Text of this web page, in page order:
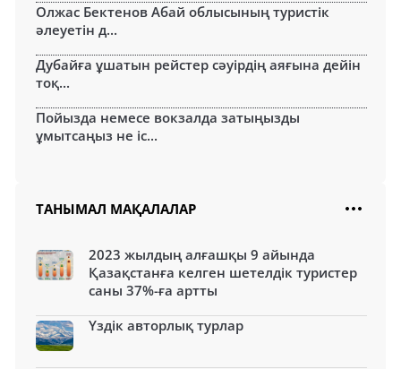
Олжас Бектенов Абай облысының туристік
әлеуетін д...
Дубайға ұшатын рейстер сәуірдің аяғына дейін
тоқ...
Пойызда немесе вокзалда затыңызды
ұмытсаңыз не іс...
ТАНЫМАЛ МАҚАЛАЛАР
2023 жылдың алғашқы 9 айында
Қазақстанға келген шетелдік туристер
саны 37%-ға артты
Үздік авторлық турлар